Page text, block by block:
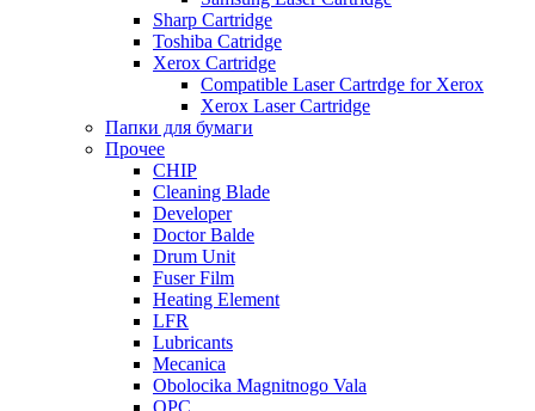
Sharp Cartridge
Toshiba Catridge
Xerox Cartridge
Compatible Laser Cartrdge for Xerox
Xerox Laser Cartridge
Папки для бумаги
Прочее
CHIP
Cleaning Blade
Developer
Doctor Balde
Drum Unit
Fuser Film
Heating Element
LFR
Lubricants
Mecanica
Obolocika Magnitnogo Vala
OPC